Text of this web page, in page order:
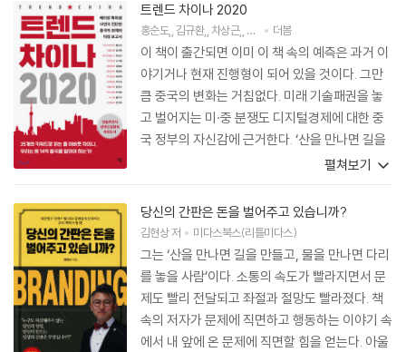
트렌드 차이나 2020
홍순도, 김규환, 차상근, 노석철, 김충남
더봄
이 책이 출간되면 이미 이 책 속의 예측은 과거 이
야기거나 현재 진행형이 되어 있을 것이다. 그만
큼 중국의 변화는 거침없다. 미래 기술패권을 놓
고 벌어지는 미·중 분쟁도 디지털경제에 대한 중
국 정부의 자신감에 근거한다. ‘산을 만나면 길을
만들고, 물을 만나면 다리를 놓는다’는 말처럼 변
가경영을 고민하는 국회, 정부의 리더들에게 일
독을 권한다. 이제는 행동하는 리더십, 즉 두더십
(do+leadership)의 시대다.
펼쳐보기
당신의 간판은 돈을 벌어주고 있습니까?
김현상저 미다스북스(리틀미다스)
그는 ‘산을 만나면 길을 만들고, 물을 만나면 다리
를 놓을 사람’이다. 소통의 속도가 빨라지면서 문
제도 빨리 전달되고 좌절과 절망도 빨라졌다. 책
속의 저자가 문제에 직면하고 행동하는 이야기 속
에서 내 앞에 온 문제에 직면할 힘을 얻는다. 아울